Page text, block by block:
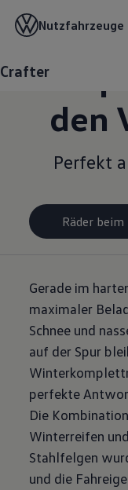
Nutzfahrzeuge
Crafter
den
Perfekt
Räder
Gerade im
maximaler
Schnee und
auf der Spur
perfekte
Die
Winterreifen
Stahlfelgen
und die